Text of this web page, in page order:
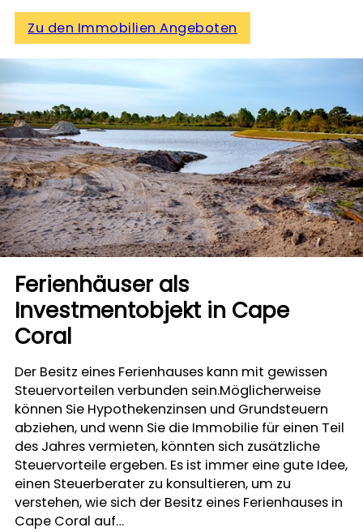
Zu den Immobilien Angeboten
Ferienhäuser als
Investmentobjekt in Cape
Coral
Der Besitz eines Ferienhauses kann mit gewissen
Steuervorteilen verbunden sein.Möglicherweise
können Sie Hypothekenzinsen und Grundsteuern
abziehen, und wenn Sie die Immobilie für einen Teil
des Jahres vermieten, könnten sich zusätzliche
Steuervorteile ergeben. Es ist immer eine gute Idee,
einen Steuerberater zu konsultieren, um zu
verstehen, wie sich der Besitz eines Ferienhauses in
Cape Coral auf…